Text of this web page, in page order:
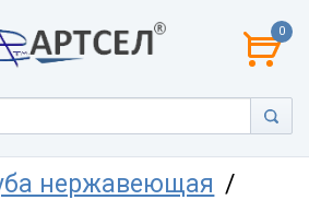
0
нержавеющая